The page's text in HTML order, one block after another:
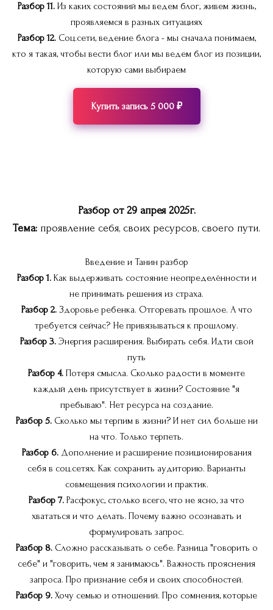
Разбор 11. Из каких состояний мы ведем блог, живем жизнь,
проявляемся в разных ситуациях
Разбор 12. Соц.сети, ведение блога - мы сначала понимаем,
кто я такая, чтобы вести блог или мы ведем блог из позиции,
которую сами выбираем
Купить запись 5 000 ₽
Разбор от 29 апрея 2025г.
Тема: проявление себя, своих ресурсов, своего пути.
Введение и Танин разбор
Разбор 1.Как выдерживать состояние неопределённости и
не принимать решения из страха.
Разбор 2.Здоровье ребенка. Отгоревать прошлое. А что
требуется сейчас? Не привязываться к прошлому.
Разбор 3.Энергия расширения. Выбирать себя. Идти свой
путь
Разбор 4. Потеря смысла. Сколько радости в моменте
каждый день присутствует в жизни? Состояние "я
пребываю". Нет ресурса на создание.
Разбор 5.Сколько мы терпим в жизни? И нет сил больше ни
на что. Только терпеть.
Разбор 6.Дополнение и расширение позиционирования
себя в соц.сетях. Как сохранить аудиторию. Варианты
совмещения психологии и практик.
Разбор 7. Расфокус, столько всего, что не ясно, за что
хвататься и что делать. Почему важно осознавать и
формулировать запрос.
Разбор 8.Сложно рассказывать о себе. Разница "говорить о
себе" и "говорить, чем я занимаюсь". Важность прояснения
запроса. Про признание себя и своих способностей.
Разбор 9. Хочу семью и отношений. Про сомнения, которые